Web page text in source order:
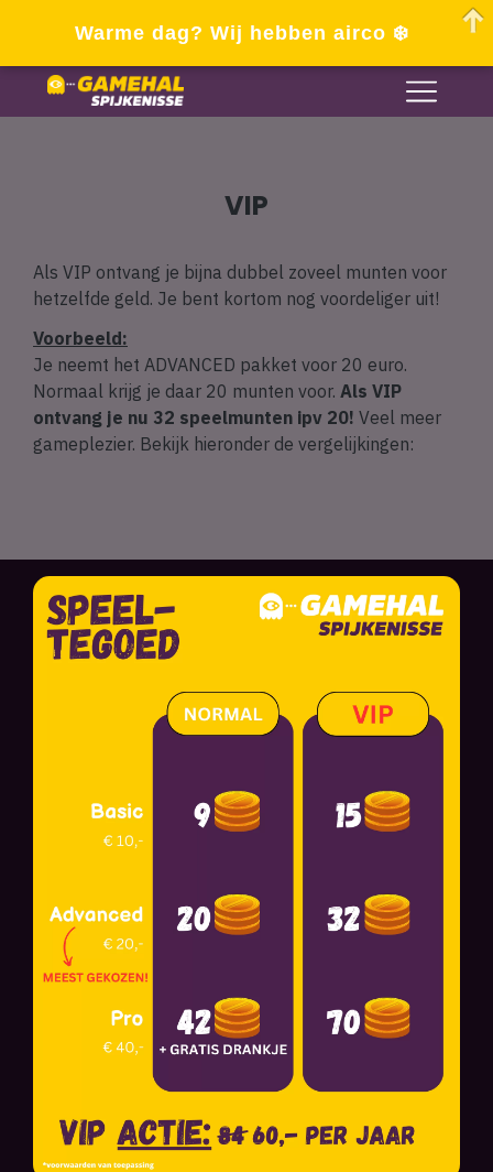
VIP
Als VIP ontvang je bijna dubbel zoveel munten voor
hetzelfde geld. Je bent kortom nog voordeliger uit!
Voorbeeld:
Je neemt het ADVANCED pakket voor 20 euro.
Normaal krijg je daar 20 munten voor. Als VIP
ontvang je nu 32 speelmunten ipv 20! Veel meer
gameplezier. Bekijk hieronder de vergelijkingen:
Warme dag? Wij hebben airco ❄️